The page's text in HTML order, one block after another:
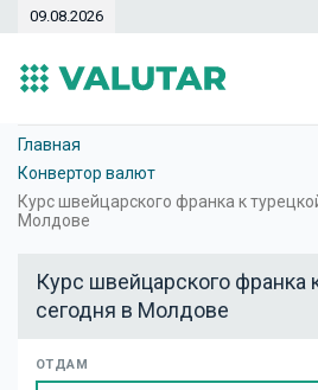
09.08.2026
Курсы валют
Динамика
Банки
Главная
Конвертор валют
Курс швейцарского франка к
Молдове
Курс швейцарского франка
сегодня в Молдове
ОТДАМ